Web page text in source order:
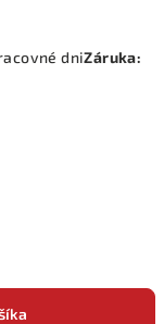
dniZáruka: